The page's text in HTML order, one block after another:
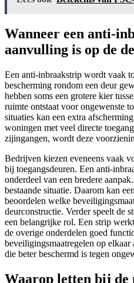
Wanneer een anti-
aanvulling is op de
Een anti-inbraakstrip wordt vaak
bescherming rondom een deur
hebben soms een grotere kier
ruimte ontstaat voor ongewenste
situaties kan een extra
woningen met veel directe
zijingangen, wordt deze
Bedrijven kiezen eveneens vaak
bij toegangsdeuren. Een anti-
onderdeel van een bredere
bestaande situatie. Daarom kan een
beoordelen welke
deurconstructie. Verder speelt de
een belangrijke rol. Een strip
de overige onderdelen goed
beveiligingsmaatregelen op elkaar
die beter beschermd is tegen
Waarop letten bij de